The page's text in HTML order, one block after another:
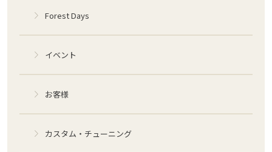
Forest Days
イベント
お客様
カスタム・チューニング